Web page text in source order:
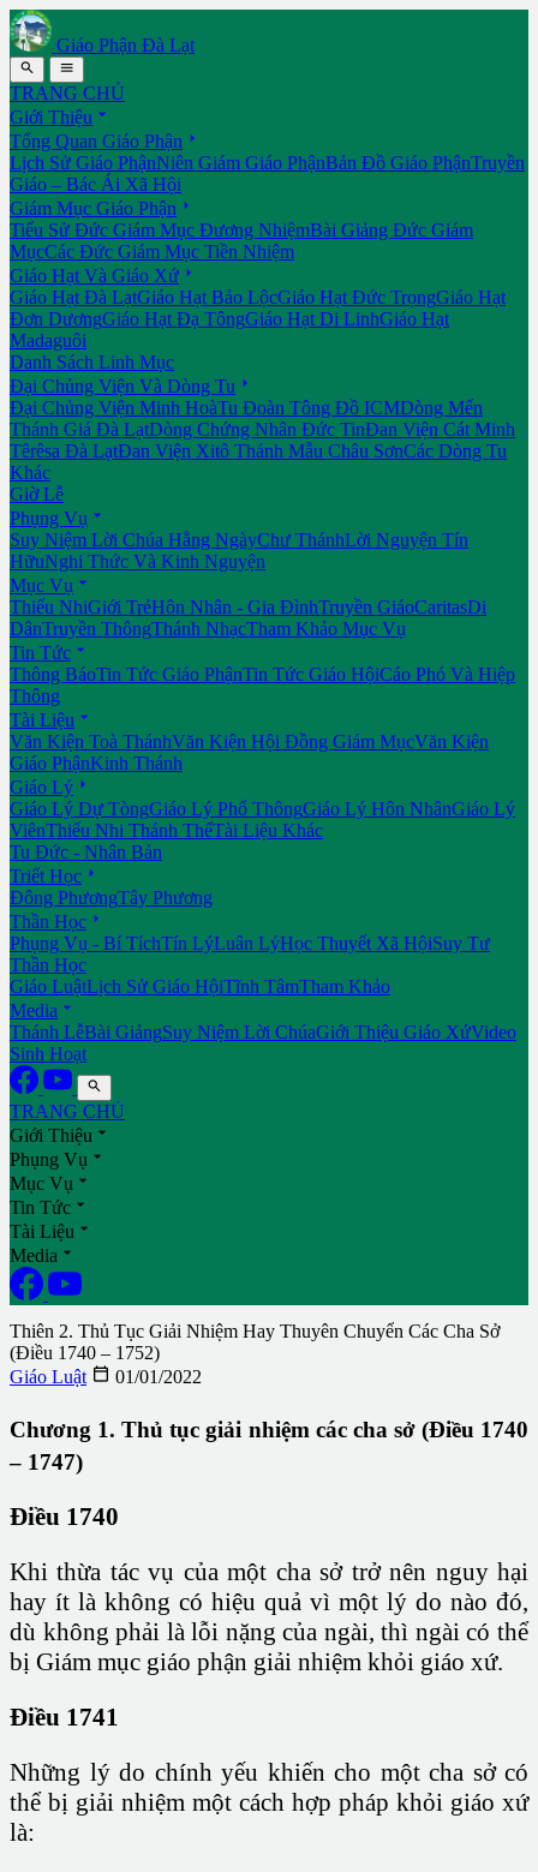
Giáo Phận Đà Lạt
 
TRANG CHỦ
Giới Thiệu 
Tổng Quan Giáo Phận 
Lịch Sử Giáo PhậnNiên Giám Giáo PhậnBản Đồ Giáo PhậnTruyền
Giáo – Bác Ái Xã Hội
Giám Mục Giáo Phận 
Tiểu Sử Đức Giám Mục Đương NhiệmBài Giảng Đức Giám
MụcCác Đức Giám Mục Tiền Nhiệm
Giáo Hạt Và Giáo Xứ 
Giáo Hạt Đà LạtGiáo Hạt Bảo LộcGiáo Hạt Đức TrọngGiáo Hạt
Đơn DươngGiáo Hạt Đạ TôngGiáo Hạt Di LinhGiáo Hạt
Madaguôi
Danh Sách Linh Mục
Đại Chủng Viện Và Dòng Tu 
Đại Chủng Viện Minh HoàTu Đoàn Tông Đồ ICMDòng Mến
Thánh Giá Đà LạtDòng Chứng Nhân Đức TinĐan Viện Cát Minh
Têrêsa Đà LạtĐan Viện Xitô Thánh Mẫu Châu SơnCác Dòng Tu
Khác
Giờ Lễ
Phụng Vụ 
Suy Niệm Lời Chúa Hằng NgàyChư ThánhLời Nguyện Tín
HữuNghi Thức Và Kinh Nguyện
Mục Vụ 
Thiếu NhiGiới TrẻHôn Nhân - Gia ĐìnhTruyền GiáoCaritasDi
DânTruyền ThôngThánh NhạcTham Khảo Mục Vụ
Tin Tức 
Thông BáoTin Tức Giáo PhậnTin Tức Giáo HộiCáo Phó Và Hiệp
Thông
Tài Liệu 
Văn Kiện Toà ThánhVăn Kiện Hội Đồng Giám MụcVăn Kiện
Giáo PhậnKinh Thánh
Giáo Lý 
Giáo Lý Dự TòngGiáo Lý Phổ ThôngGiáo Lý Hôn NhânGiáo Lý
ViênThiếu Nhi Thánh ThểTài Liệu Khác
Tu Đức - Nhân Bản
Triết Học 
Đông PhươngTây Phương
Thần Học 
Phụng Vụ - Bí TíchTín LýLuân LýHọc Thuyết Xã HộiSuy Tư
Thần Học
Giáo LuậtLịch Sử Giáo HộiTĩnh TâmTham Khảo
Media 
Thánh LễBài GiảngSuy Niệm Lời ChúaGiới Thiệu Giáo XứVideo
Sinh Hoạt

TRANG CHỦ
Giới Thiệu 
Phụng Vụ 
Mục Vụ 
Tin Tức 
Tài Liệu 
Media 
Thiên 2. Thủ Tục Giải Nhiệm Hay Thuyên Chuyển Các Cha Sở
(Điều 1740 – 1752)
Giáo Luật  01/01/2022
Chương 1. Thủ tục giải nhiệm các cha sở (Điều 1740
– 1747)
Điều 1740
Khi thừa tác vụ của một cha sở trở nên nguy hại
hay ít là không có hiệu quả vì một lý do nào đó,
dù không phải là lỗi nặng của ngài, thì ngài có thể
bị Giám mục giáo phận giải nhiệm khỏi giáo xứ.
Điều 1741
Những lý do chính yếu khiến cho một cha sở có
thể bị giải nhiệm một cách hợp pháp khỏi giáo xứ
là: